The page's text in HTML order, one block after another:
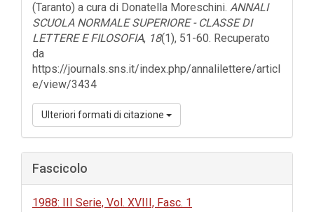
(Taranto) a cura di Donatella Moreschini. ANNALI
SCUOLA NORMALE SUPERIORE - CLASSE DI
LETTERE E FILOSOFIA, 18(1), 51-60. Recuperato
da
https://journals.sns.it/index.php/annalilettere/articl
e/view/3434
Ulteriori formati di citazione
Fascicolo
1988: III Serie, Vol. XVIII, Fasc. 1